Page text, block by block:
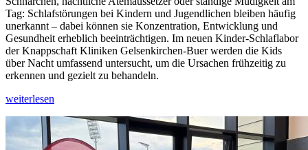
Tag: Schlafstörungen bei Kindern und Jugendlichen bleiben häufig
unerkannt – dabei können sie Konzentration, Entwicklung und
Gesundheit erheblich beeinträchtigen. Im neuen Kinder-Schlaflabor
der Knappschaft Kliniken Gelsenkirchen-Buer werden die Kids
über Nacht umfassend untersucht, um die Ursachen frühzeitig zu
erkennen und gezielt zu behandeln.
weiterlesen